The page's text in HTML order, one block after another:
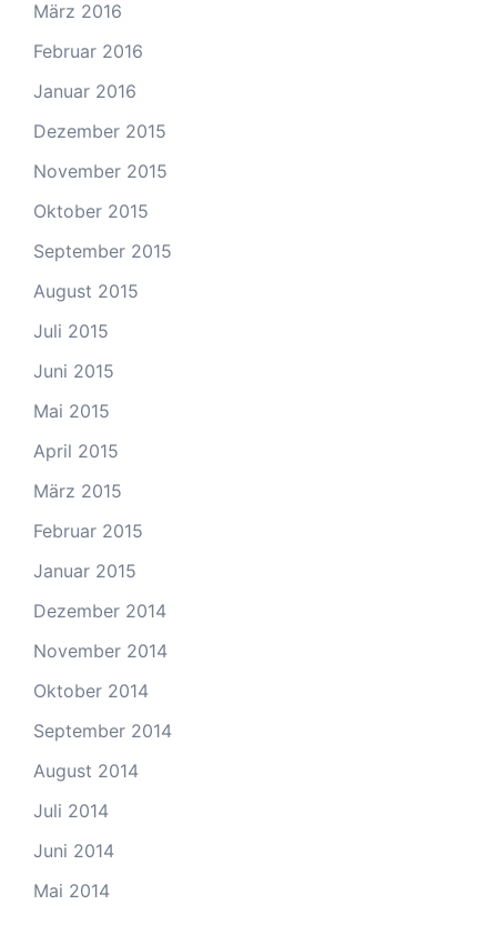
März 2016
Februar 2016
Januar 2016
Dezember 2015
November 2015
Oktober 2015
September 2015
August 2015
Juli 2015
Juni 2015
Mai 2015
April 2015
März 2015
Februar 2015
Januar 2015
Dezember 2014
November 2014
Oktober 2014
September 2014
August 2014
Juli 2014
Juni 2014
Mai 2014